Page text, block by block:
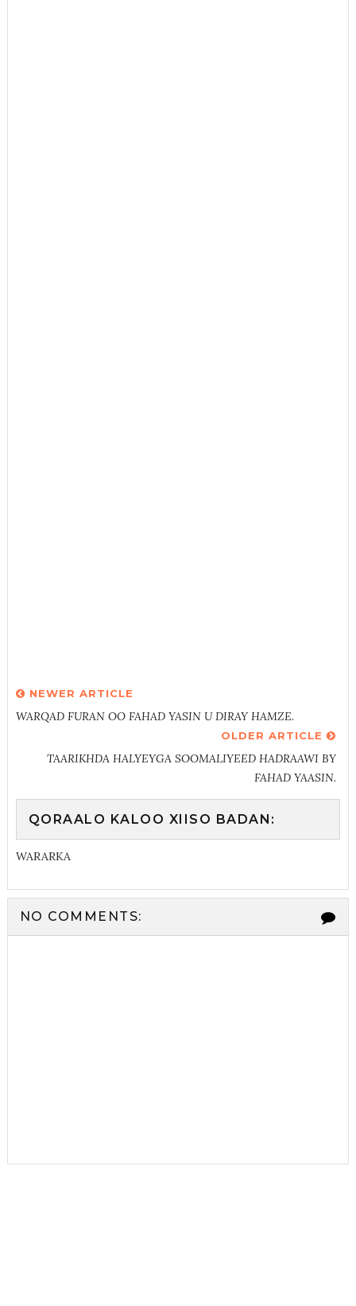
NEWER ARTICLE
WARQAD FURAN OO FAHAD YASIN U DIRAY HAMZE.
OLDER ARTICLE
TAARIKHDA HALYEYGA SOOMALIYEED HADRAAWI BY
FAHAD YAASIN.
QORAALO KALOO XIISO BADAN:
WARARKA
NO COMMENTS: